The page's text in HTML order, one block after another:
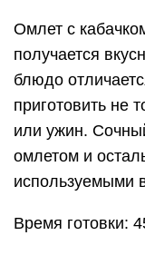
Омлет с
получается
блюдо
приготовить не
или ужин.
омлетом и
используемыми
Время готовки: